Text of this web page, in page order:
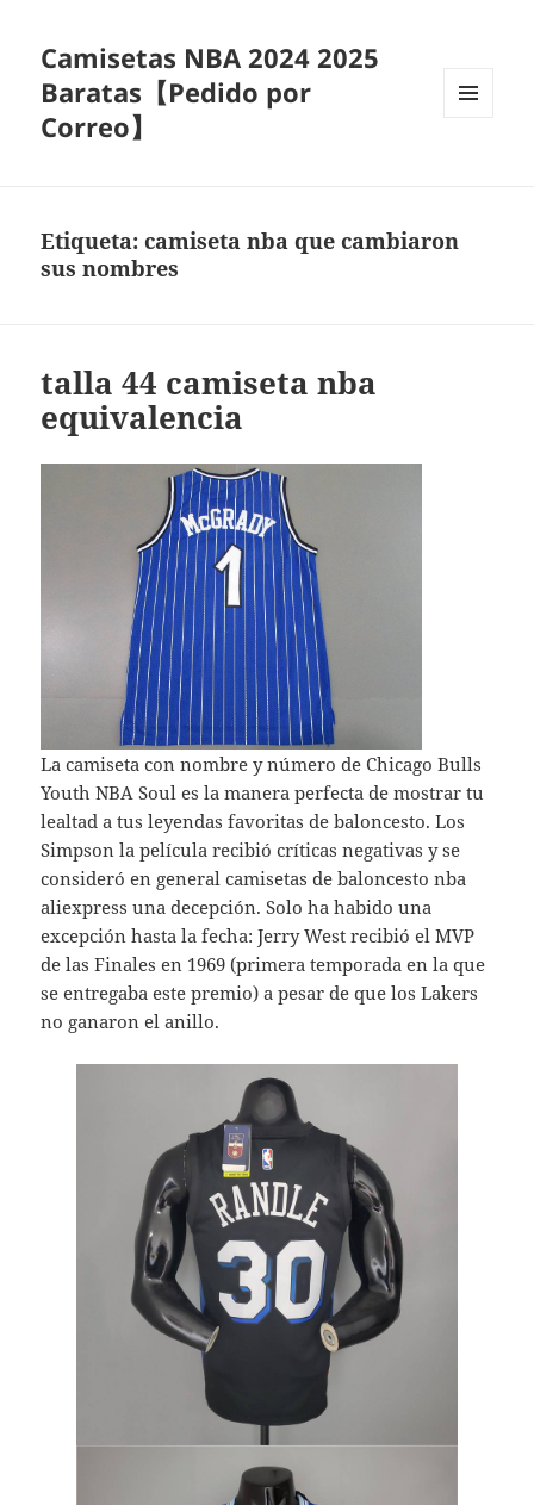
Camisetas NBA 2024 2025
Baratas【Pedido por
Correo】
Etiqueta:camiseta nba que cambiaron
sus nombres
talla 44 camiseta nba
equivalencia
La camiseta con nombre y número de Chicago Bulls
Youth NBA Soul es la manera perfecta de mostrar tu
lealtad a tus leyendas favoritas de baloncesto. Los
Simpson la película recibió críticas negativas y se
consideró en general camisetas de baloncesto nba
aliexpress una decepción. Solo ha habido una
excepción hasta la fecha: Jerry West recibió el MVP
de las Finales en 1969 (primera temporada en la que
se entregaba este premio) a pesar de que los Lakers
no ganaron el anillo.